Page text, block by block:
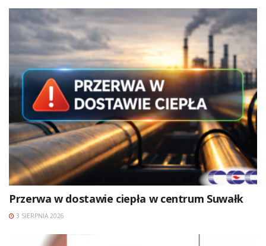
Przerwa w dostawie ciepła w centrum Suwałk
3 SIERPNIA 2026